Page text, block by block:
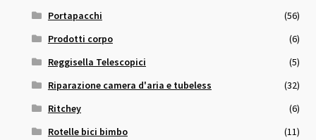
Portapacchi
(56)
Prodotti corpo
(6)
Reggisella Telescopici
(5)
Riparazione camera d'aria e tubeless
(32)
Ritchey
(6)
Rotelle bici bimbo
(11)